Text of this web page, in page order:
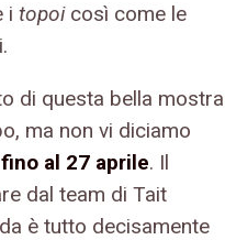
i topoicosì come le
di questa bella mostra
ma non vi diciamo
al 27 aprile. Il
dal team di Tait
è tutto decisamente